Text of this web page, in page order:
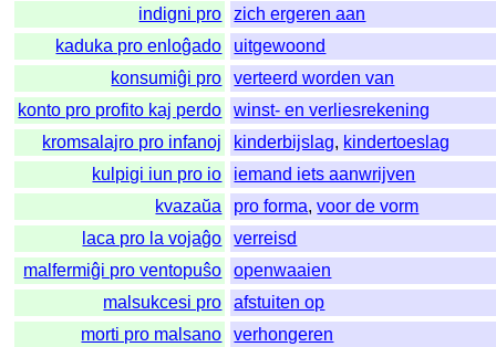
indigni pro
zich ergeren aan
kaduka pro enloĝado
uitgewoond
konsumiĝi pro
verteerd worden van
konto pro profito kaj perdo
winst- en verliesrekening
kromsalajro pro infanoj
kinderbijslag, kindertoeslag
kulpigi iun pro io
iemand iets aanwrijven
kvazaŭa
pro forma,voor de vorm
laca pro la vojaĝo
verreisd
malfermiĝi pro ventopuŝo
openwaaien
malsukcesi pro
afstuiten op
morti pro malsano
verhongeren